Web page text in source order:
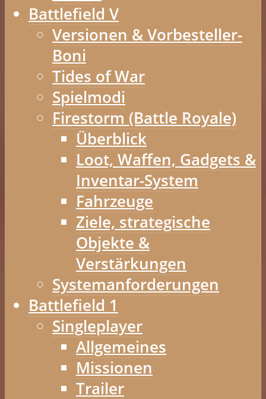
Battlefield V
Versionen & Vorbesteller-
Boni
Tides of War
Spielmodi
Firestorm (Battle Royale)
Überblick
Loot, Waffen, Gadgets &
Inventar-System
Fahrzeuge
Ziele, strategische
Objekte &
Verstärkungen
Systemanforderungen
Battlefield 1
Singleplayer
Allgemeines
Missionen
Trailer